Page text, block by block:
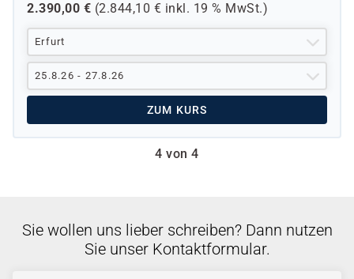
2.390,00 € (2.844,10 € inkl. 19 % MwSt.)
Erfurt
25.8.26 - 27.8.26
ZUM KURS
4 von 4
Sie wollen uns lieber schreiben? Dann nutzen
Sie unser Kontaktformular.